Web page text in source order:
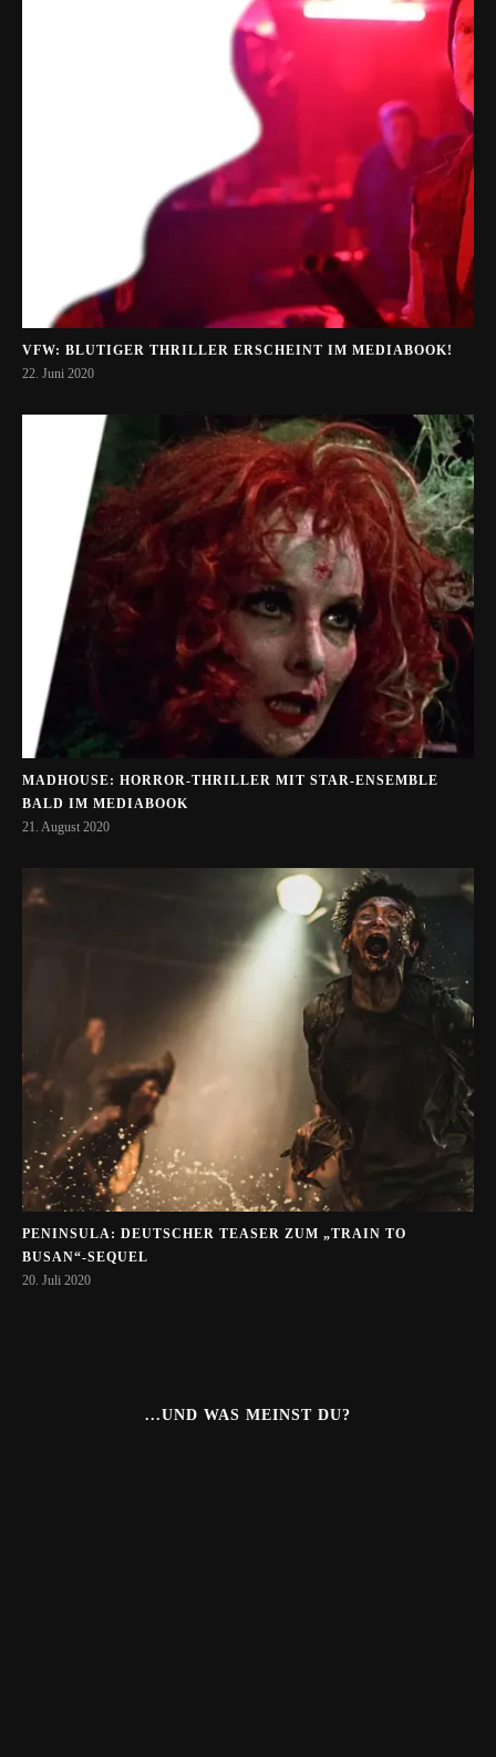
VFW: BLUTIGER THRILLER ERSCHEINT IM MEDIABOOK!
22. Juni 2020
MADHOUSE: HORROR-THRILLER MIT STAR-ENSEMBLE
BALD IM MEDIABOOK
21. August 2020
PENINSULA: DEUTSCHER TEASER ZUM „TRAIN TO
BUSAN“-SEQUEL
20. Juli 2020
...UND WAS MEINST DU?